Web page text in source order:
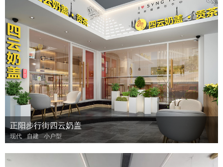
正阳步行街四云奶盖
现代 自建 小户型